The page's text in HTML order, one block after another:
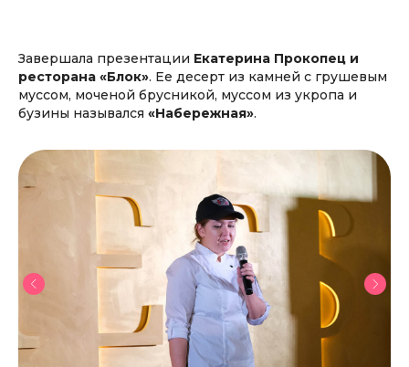
Завершала презентации Екатерина Прокопец и
ресторана «Блок». Ее десерт из камней с грушевым
муссом, моченой брусникой, муссом из укропа и
бузины назывался «Набережная».